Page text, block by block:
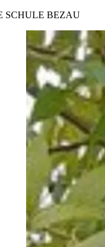
Lehre MEGAzin
Öffnungszeitenkalender
SCHULE BEZAU